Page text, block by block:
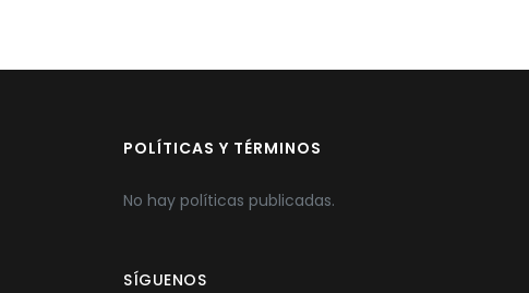
POLÍTICAS Y TÉRMINOS
No hay políticas publicadas.
SÍGUENOS